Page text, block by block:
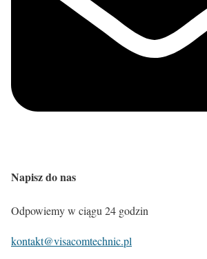
Napisz do nas
Odpowiemy w ciągu 24 godzin
kontakt@visacomtechnic.pl